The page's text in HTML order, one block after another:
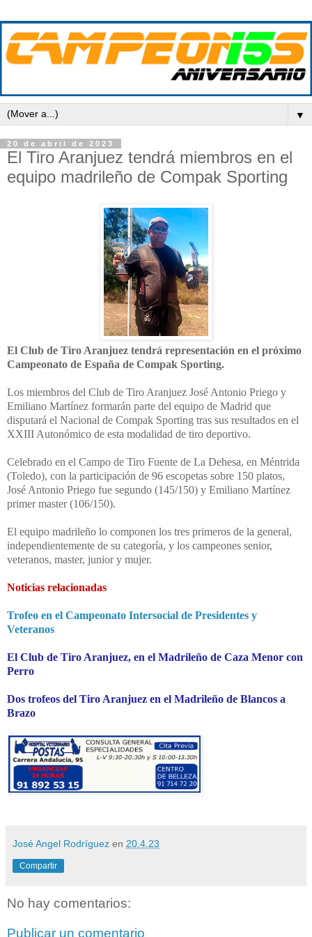
▼
20 de abril de 2023
El Tiro Aranjuez tendrá miembros en el
equipo madrileño de Compak Sporting
El Club de Tiro Aranjuez tendrá representación en el próximo
Campeonato de España de Compak Sporting.
Los miembros del Club de Tiro Aranjuez José Antonio Priego y
Emiliano Martínez formarán parte del equipo de Madrid que
disputará el Nacional de Compak Sporting tras sus resultados en el
XXIII Autonómico de esta modalidad de tiro deportivo.
Celebrado en el Campo de Tiro Fuente de La Dehesa, en Méntrida
(Toledo), con la participación de 96 escopetas sobre 150 platos,
José Antonio Priego fue segundo (145/150) y Emiliano Martínez
primer master (106/150).
El equipo madrileño lo componen los tres primeros de la general,
independientemente de su categoría, y los campeones senior,
veteranos, master, junior y mujer.
Noticias relacionadas
Trofeo en el Campeonato Intersocial de Presidentes y
Veteranos
El Club de Tiro Aranjuez, en el Madrileño de Caza Menor con
Perro
Dos trofeos del Tiro Aranjuez en el Madrileño de Blancos a
Brazo
José Angel Rodríguez en 20.4.23
Compartir
No hay comentarios:
Publicar un comentario